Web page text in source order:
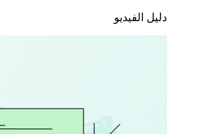
دليل الفيديو